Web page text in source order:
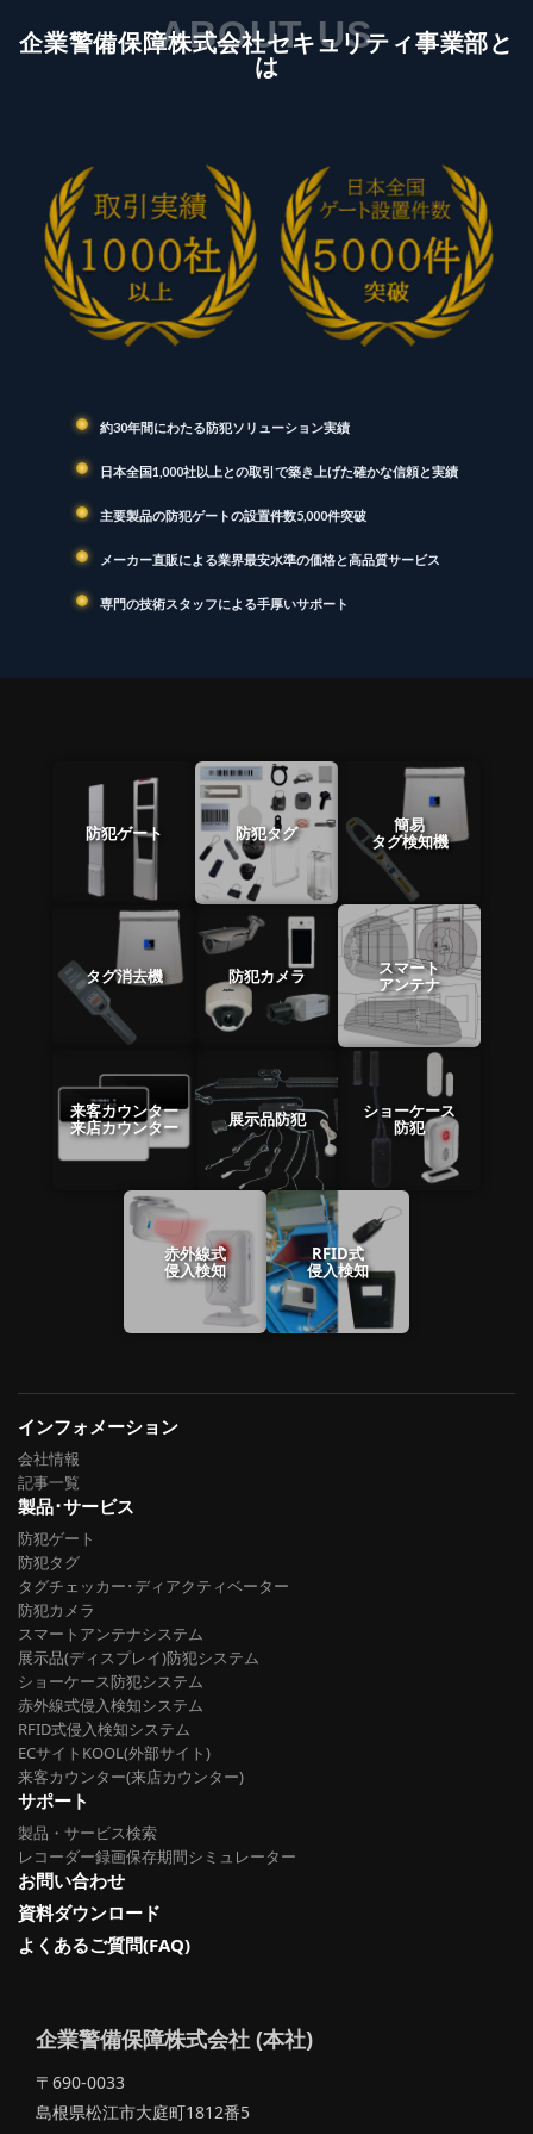
ABOUT US
企業警備保障株式会社セキュリティ事業部と
は
約30年間にわたる防犯ソリューション実績
日本全国1,000社以上との取引で築き上げた確かな信頼と実績
主要製品の防犯ゲートの設置件数5,000件突破
メーカー直販による業界最安水準の価格と高品質サービス
専門の技術スタッフによる手厚いサポート
防犯ゲート 防犯タグ 簡易
タグ検知機
タグ消去機 防犯カメラ スマート
アンテナ
来客カウンター
来店カウンター 展示品防犯 ショーケース
防犯
赤外線式
侵入検知
RFID式
侵入検知
インフォメーション
会社情報
記事一覧
製品･サービス
防犯ゲート
防犯タグ
タグチェッカー･ディアクティベーター
防犯カメラ
スマートアンテナシステム
展示品(ディスプレイ)防犯システム
ショーケース防犯システム
赤外線式侵入検知システム
RFID式侵入検知システム
ECサイトKOOL(外部サイト)
来客カウンター(来店カウンター)
サポート
製品・サービス検索
レコーダー録画保存期間シミュレーター
お問い合わせ
資料ダウンロード
よくあるご質問(FAQ)
企業警備保障株式会社 (本社)
〒690-0033
島根県松江市大庭町1812番5